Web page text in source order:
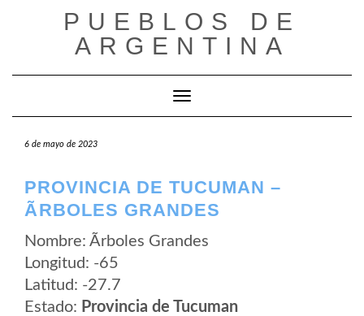
PUEBLOS DE
ARGENTINA
Cambiar modo de navegación
6 de mayo de 2023
PROVINCIA DE TUCUMAN –
ÃRBOLES GRANDES
Nombre: Ãrboles Grandes
Longitud: -65
Latitud: -27.7
Estado: Provincia de Tucuman